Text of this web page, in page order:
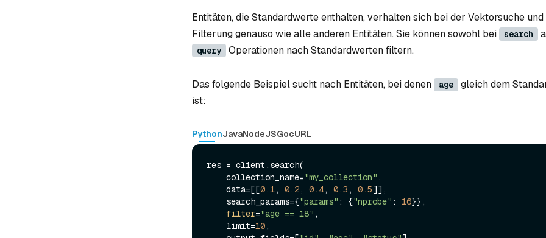
Entitäten, die Standardwerte enthalten, verhalten sich bei der Vektorsuche
Filterung genauso wie alle anderen Entitäten. Sie können sowohl bei
search
query Operationen nach Standardwerten filtern.
Das folgende Beispiel sucht nach Entitäten, bei denen age gleich dem
ist:
PythonJavaNodeJSGocURL
res = client.search(
    collection_name=
"my_collection" ,
    data=[[
0.1 , 0.2 , 0.4 , 0.3 , 0.5]],
    search_params={
"params" : {"nprobe" : 16}},
filter="age == 18" ,
    limit=
10 ,